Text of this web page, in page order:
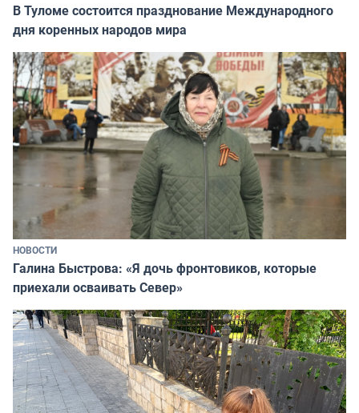
В Туломе состоится празднование Международного
дня коренных народов мира
НОВОСТИ
Галина Быстрова: «Я дочь фронтовиков, которые
приехали осваивать Север»